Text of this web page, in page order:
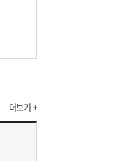
더보기 +